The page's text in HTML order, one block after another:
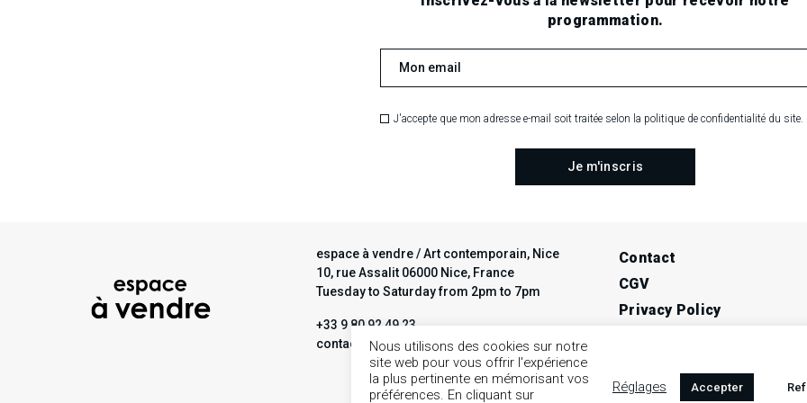
programmation.
J'accepte que mon adresse e-mail soit traitée selon la politique de confidentialité du site.
espace à vendre / Art contemporain, Nice
10, rue Assalit 06000 Nice, France
Tuesday to Saturday from 2pm to 7pm
+33 9 80 92 49 23
contact@espace-avendre.com
Contact
CGV
Privacy Policy
Nous utilisons des cookies sur notre
site web pour vous offrir l'expérience
la plus pertinente en mémorisant vos
préférences. En cliquant sur
Réglages Accepter